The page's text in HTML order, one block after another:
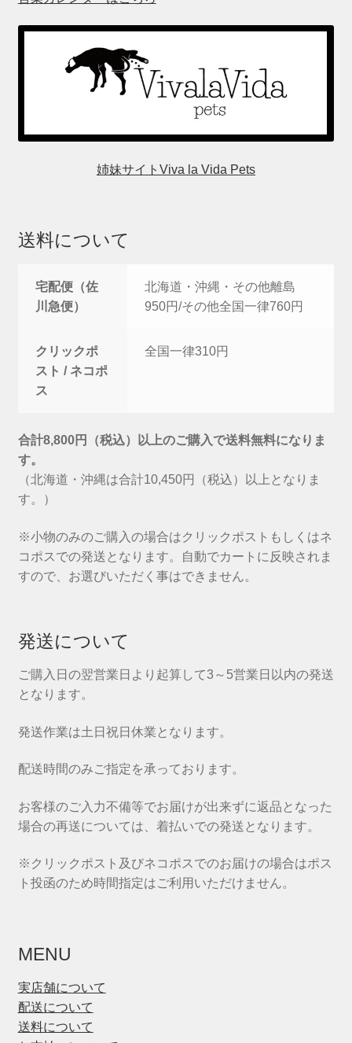
姉妹サイトViva la Vida Pets
送料について
宅配便（佐
川急便）
北海道・沖縄・その他離島
950円/その他全国一律760円
クリックポ
スト / ネコポ
ス
全国一律310円
合計8,800円（税込）以上のご購入で送料無料になりま
す。
（北海道・沖縄は合計10,450円（税込）以上となりま
す。）
※小物のみのご購入の場合はクリックポストもしくはネ
コポスでの発送となります。自動でカートに反映されま
すので、お選びいただく事はできません。
発送について
ご購入日の翌営業日より起算して3～5営業日以内の発送
となります。
発送作業は土日祝日休業となります。
配送時間のみご指定を承っております。
お客様のご入力不備等でお届けが出来ずに返品となった
場合の再送については、着払いでの発送となります。
※クリックポスト及びネコポスでのお届けの場合はポス
ト投函のため時間指定はご利用いただけません。
MENU
実店舗について
配送について
送料について